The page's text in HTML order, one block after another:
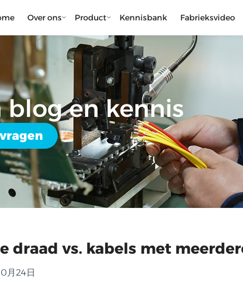
Over ons Product Kennisbank Fabrieksvideo
en kennis
draad vs. kabels met
月24日